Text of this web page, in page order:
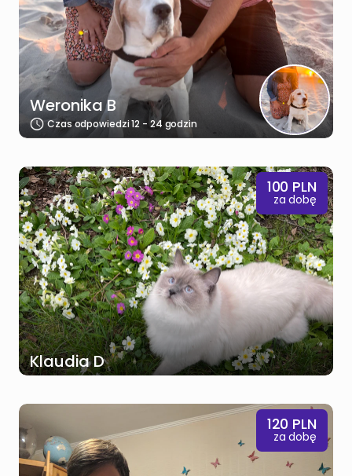
Weronika B
Czas odpowiedzi 12 - 24 godzin
100 PLN
za dobę
Klaudia D
120 PLN
za dobę